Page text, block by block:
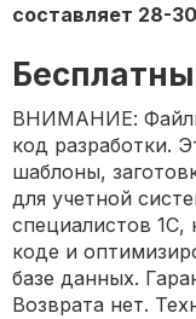
составляет 28-
ВНИМАНИЕ:
код разработки.
шаблоны,
для учетной
специалистов 1С,
коде и
базе данных.
Возврата нет.